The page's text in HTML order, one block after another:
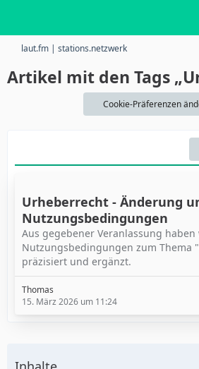
laut.fm | stations.netzwerk
Artikel mit den Tags
Cookie-Präferenzen
Urheberrecht - Änderung
Nutzungsbedingungen
Aus gegebener Veranlassung
Nutzungsbedingungen zum Thema
präzisiert und ergänzt.
Thomas
15. März 2026 um 11:24